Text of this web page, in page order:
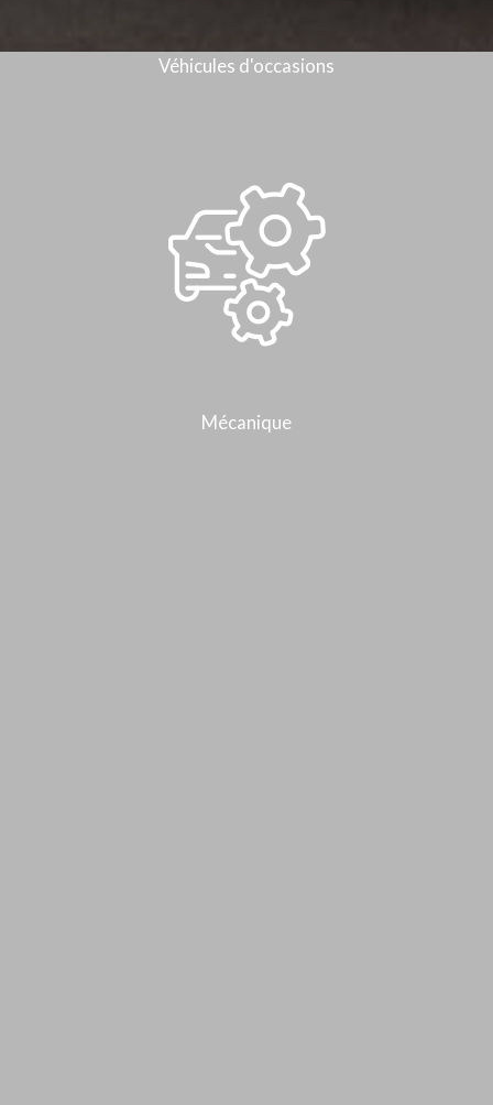
Véhicules d'occasions
Mécanique